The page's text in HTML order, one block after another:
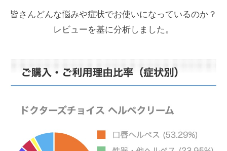
皆さんどんな悩みや症状でお使いになっているのか？
レビューを基に分析しました。